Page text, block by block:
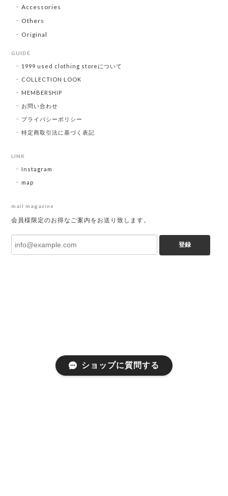
Accessories
Others
Original
GUIDE
1999 used clothing storeについて
COLLECTION LOOK
MEMBERSHIP
お問い合わせ
プライバシーポリシー
特定商取引法に基づく表記
LINK
Instagram
map
mail magazine
会員様限定のお得なご案内をお送り致します。
登録
ショップに質問する